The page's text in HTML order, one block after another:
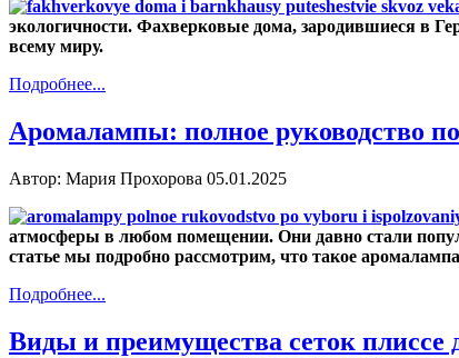
экологичности. Фахверковые дома, зародившиеся в
всему миру.
Подробнее...
Аромалампы: полное руководство
Автор: Мария Прохорова 05.01.2025
атмосферы в любом помещении. Они давно стали
статье мы подробно рассмотрим, что такое
Подробнее...
Виды и преимущества сеток плиссе